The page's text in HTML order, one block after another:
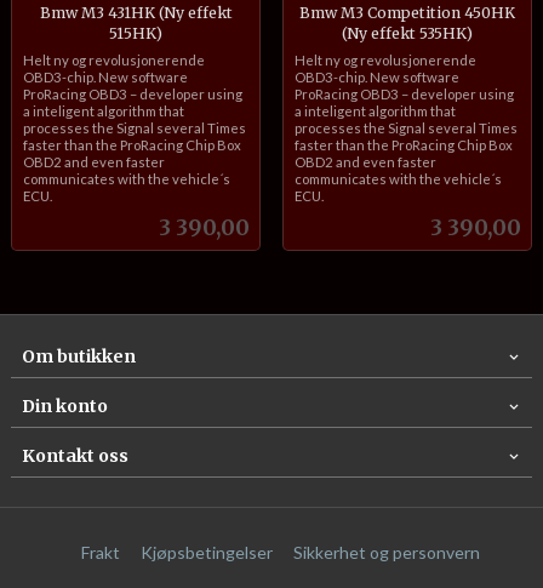
Bmw M3 431HK (Ny effekt
515HK)
Pris
3 390,00
inkl.
mva.
Helt ny og revolusjonerende
OBD3-chip. New software
ProRacing OBD3 – developer using
a inteligent algorithm that
processes the Signal several Times
faster than the ProRacing Chip Box
OBD2 and even faster
communicates with the vehicle´s
ECU.
Bmw M3 Competition 450HK
(Ny effekt 535HK)
Pris
3 390,00
inkl.
mva.
Helt ny og revolusjonerende
OBD3-chip. New software
ProRacing OBD3 – developer using
a inteligent algorithm that
processes the Signal several Times
faster than the ProRacing Chip Box
OBD2 and even faster
communicates with the vehicle´s
ECU.
Om butikken
Din konto
Kontakt oss
Frakt Kjøpsbetingelser Sikkerhet og personvern